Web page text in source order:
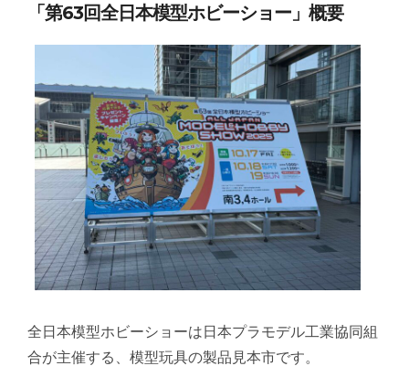
「第63回全日本模型ホビーショー 」概要
全日本模型ホビーショーは日本プラモデル工業協同組
合が主催する、模型玩具の製品見本市です。